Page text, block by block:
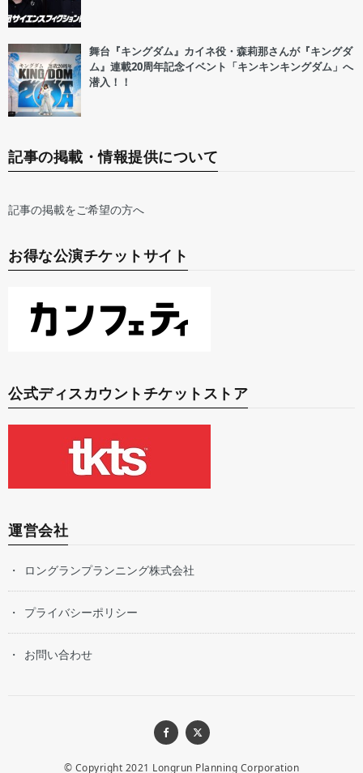
舞台『キングダム』カイネ役・森莉那さんが『キングダ
ム』連載20周年記念イベント「キンキンキングダム」へ
潜入！！
記事の掲載・情報提供について
記事の掲載をご希望の方へ
お得な公演チケットサイト
公式ディスカウントチケットストア
運営会社
ロングランプランニング株式会社
プライバシーポリシー
お問い合わせ
© Copyright 2021 Longrun Planning Corporation